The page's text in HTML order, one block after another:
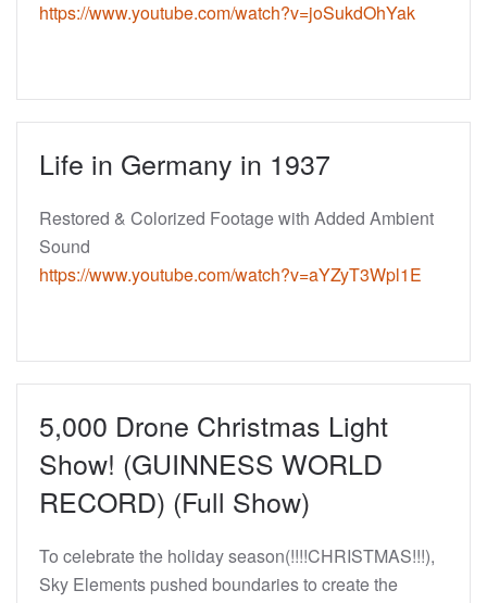
https://www.youtube.com/watch?v=joSukdOhYak
Life in Germany in 1937
Restored & Colorized Footage with Added Ambient
Sound
https://www.youtube.com/watch?v=aYZyT3Wpl1E
5,000 Drone Christmas Light
Show! (GUINNESS WORLD
RECORD) (Full Show)
To celebrate the holiday season(!!!!CHRISTMAS!!!),
Sky Elements pushed boundaries to create the